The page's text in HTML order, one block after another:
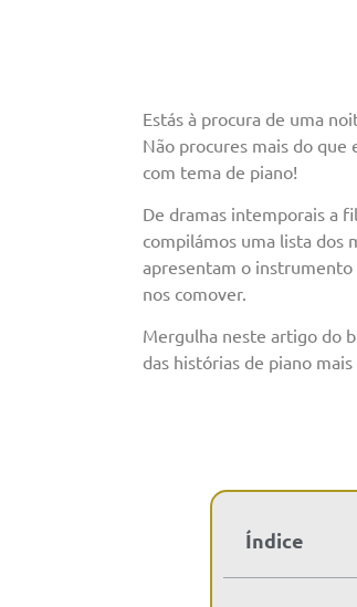
Estás à procura de uma
Não procures mais do
com tema de piano!
De dramas intemporais a
compilámos uma lista dos
apresentam o instrumento
nos comover.
Mergulha neste artigo do
das histórias de piano
Índice